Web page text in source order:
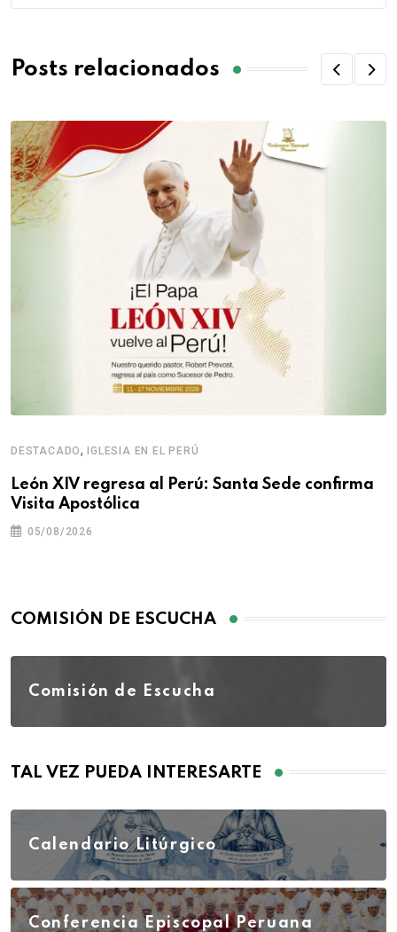
Posts relacionados
DESTACADO,IGLESIA EN EL PERÚ
León XIV regresa al Perú: Santa Sede confirma
Visita Apostólica
05/08/2026
COMISIÓN DE ESCUCHA
Comisión de Escucha
TAL VEZ PUEDA INTERESARTE
Calendario Litúrgico
Conferencia Episcopal Peruana